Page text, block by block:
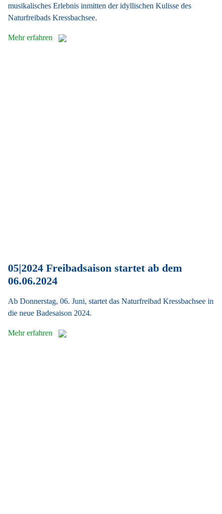
musikalisches Erlebnis inmitten der idyllischen Kulisse des
Naturfreibads Kressbachsee.
Mehr erfahren
05|2024 Freibadsaison startet ab dem
06.06.2024
Ab Donnerstag, 06. Juni, startet das Naturfreibad Kressbachsee in
die neue Badesaison 2024.
Mehr erfahren